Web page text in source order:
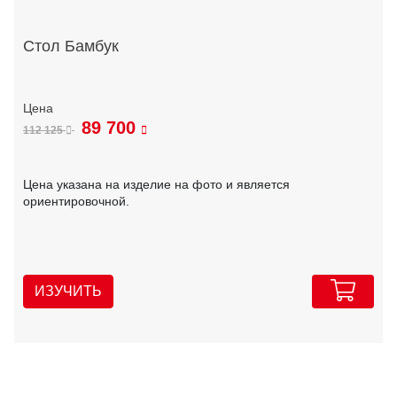
Стол Бамбук
112 125 89 700
Цена указана на изделие на фото и является
ориентировочной.
ИЗУЧИТЬ